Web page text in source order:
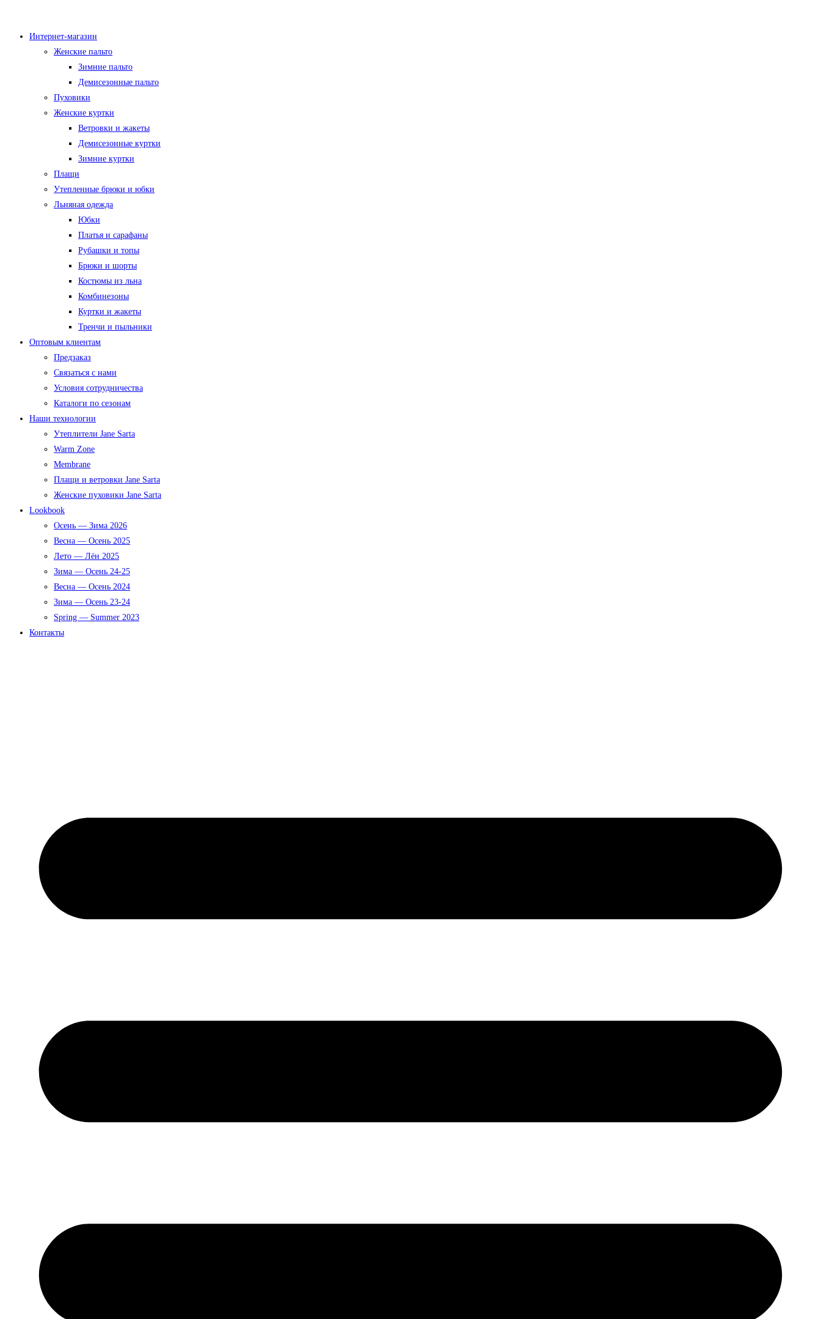
содержимому
Интернет-магазин
Женские пальто
Зимние пальто
Демисезонные пальто
Пуховики
Женские куртки
Ветровки и жакеты
Демисезонные куртки
Зимние куртки
Плащи
Утепленные брюки и юбки
Льняная одежда
Юбки
Платья и сарафаны
Рубашки и топы
Брюки и шорты
Костюмы из льна
Комбинезоны
Куртки и жакеты
Тренчи и пыльники
Оптовым клиентам
Предзаказ
Связаться с нами
Условия сотрудничества
Каталоги по сезонам
Наши технологии
Утеплители Jane Sarta
Warm Zone
Membrane
Плащи и ветровки Jane Sarta
Женские пуховики Jane Sarta
Lookbook
Осень — Зима 2026
Весна — Осень 2025
Лето — Лён 2025
Зима — Осень 24-25
Весна — Осень 2024
Зима — Осень 23-24
Spring — Summer 2023
Контакты